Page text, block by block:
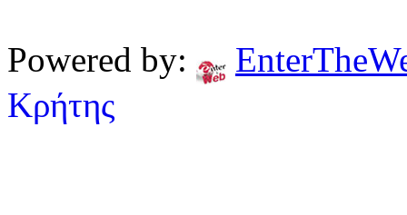
Powered by:
Κρήτης